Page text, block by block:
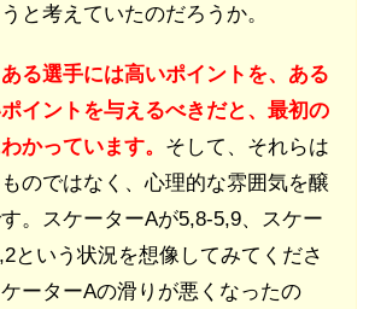
と考えていたのだろうか。
る選手には高いポイントを、ある
イントを与えるべきだと、最初の
かっています。 そして、それらは
のではなく、心理的な雰囲気を醸
。スケーターAが5,8-5,9、スケー
という状況を想像してみてくださ
ーターAの滑りが悪くなったの